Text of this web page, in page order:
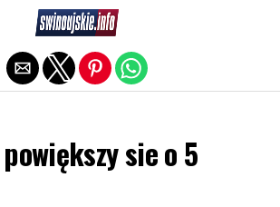
sie o 5
Exit mobile version